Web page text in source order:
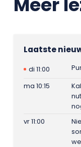
Laatste
di 11:00
ma 10:15
vr 11:00